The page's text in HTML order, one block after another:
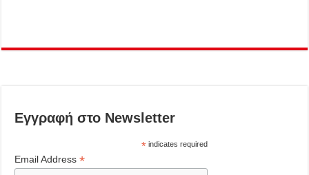
Εγγραφή στο Newsletter
*indicates required
Email Address*